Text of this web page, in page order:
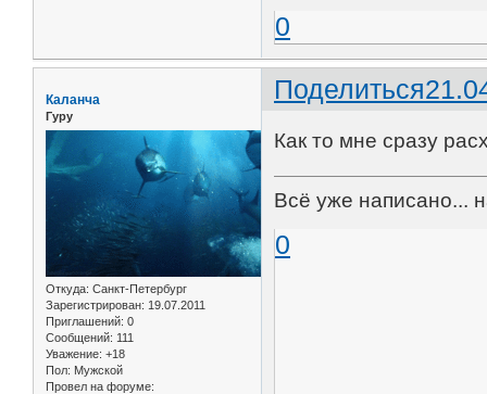
0
Поделиться
Каланча
Гуру
Откуда: Санкт-Петербург
Зарегистрирован: 19.07.2011
Приглашений: 0
Сообщений: 111
Уважение: +18
Пол: Мужской
Провел на форуме:
Как то мне сразу
Всё уже написано...
0